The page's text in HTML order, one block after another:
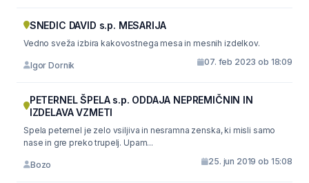
SNEDIC DAVID s.p. MESARIJA
Vedno sveža izbira kakovostnega mesa in mesnih izdelkov.
Igor Dornik 07. feb 2023 ob 18:09
PETERNEL ŠPELA s.p. ODDAJA NEPREMIČNIN IN
IZDELAVA VZMETI
Spela peternel je zelo vsiljiva in nesramna zenska, ki misli samo
nase in gre preko trupelj. Upam...
Bozo 25. jun 2019 ob 15:08